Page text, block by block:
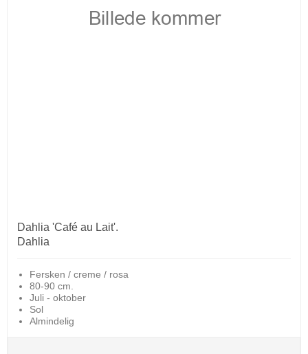
Dahlia 'Café au Lait'.
Dahlia
Fersken / creme / rosa
80-90 cm.
Juli - oktober
Sol
Almindelig